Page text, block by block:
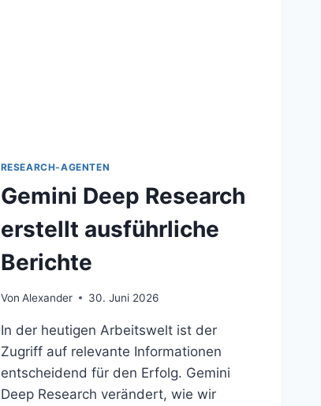
RESEARCH-AGENTEN
Gemini Deep Research
erstellt ausführliche
Berichte
Von Alexander 30. Juni 2026
In der heutigen Arbeitswelt ist der
Zugriff auf relevante Informationen
entscheidend für den Erfolg. Gemini
Deep Research verändert, wie wir